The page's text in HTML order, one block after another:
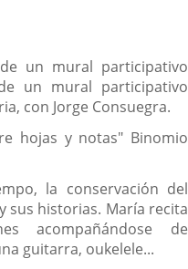
de un mural participativo
un mural participativo
con Jorge Consuegra.
hojas y notas" Binomio
la conservación del
sus historias. María recita
acompañándose de
guitarra, oukelele...